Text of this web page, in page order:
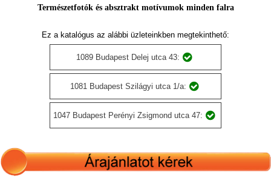
Természetfotók és absztrakt motívumok minden falra
Ez a katalógus az alábbi üzleteinkben megtekinthető:
1089 Budapest Delej utca 43:
1081 Budapest Szilágyi utca 1/a:
1047 Budapest Perényi Zsigmond utca 47: